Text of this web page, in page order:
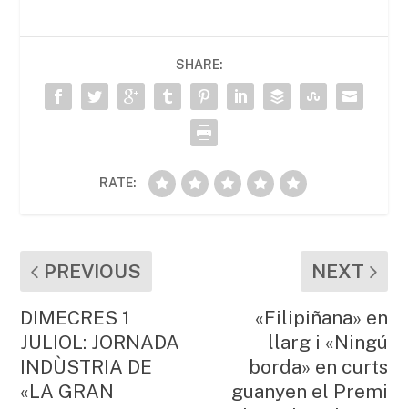
b
o
o
A
p
p
ar
te
ix
SHARE:
RATE:
PREVIOUS
DIMECRES 1
JULIOL: JORNADA
INDÙSTRIA DE
«LA GRAN
NEXT
«Filipiñana» en
llarg i «Ningú
borda» en curts
guanyen el Premi